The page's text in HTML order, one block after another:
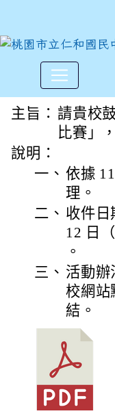
第十一屆
主旨： 請貴校
比賽」
說明：
一、 依據
理。
二、 收件日
12 日
。
三、 活動辦
校網站
結。